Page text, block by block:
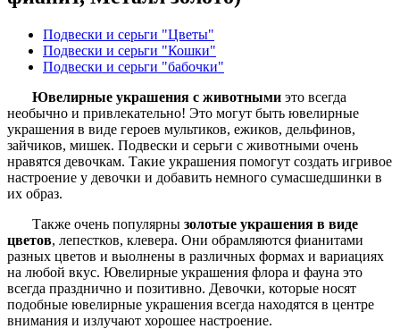
Подвески и серьги "Цветы"
Подвески и серьги "Кошки"
Подвески и серьги "бабочки"
Ювелирные украшения с животными это всегда
необычно и привлекательно! Это могут быть ювелирные
украшения в виде героев мультиков, ежиков, дельфинов,
зайчиков, мишек. Подвески и серьги с животными очень
нравятся девочкам. Такие украшения помогут создать игривое
настроение у девочки и добавить немного сумасшедшинки в
их образ.
Также очень популярны золотые украшения в виде
цветов, лепестков, клевера. Они обрамляются фианитами
разных цветов и выолнены в различных формах и вариациях
на любой вкус. Ювелирные украшения флора и фауна это
всегда празднично и позитивно. Девочки, которые носят
подобные ювелирные украшения всегда находятся в центре
внимания и излучают хорошее настроение.